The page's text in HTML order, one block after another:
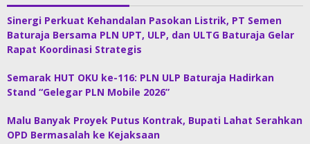
Sinergi Perkuat Kehandalan Pasokan Listrik, PT Semen
Baturaja Bersama PLN UPT, ULP, dan ULTG Baturaja Gelar
Rapat Koordinasi Strategis
Semarak HUT OKU ke-116: PLN ULP Baturaja Hadirkan
Stand “Gelegar PLN Mobile 2026”
Malu Banyak Proyek Putus Kontrak, Bupati Lahat Serahkan
OPD Bermasalah ke Kejaksaan